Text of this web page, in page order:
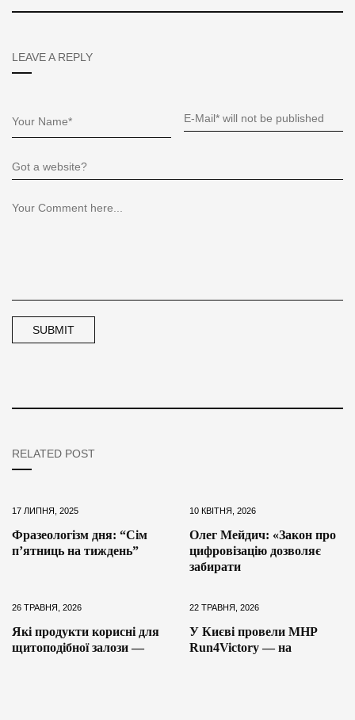
LEAVE A REPLY
RELATED POST
17 ЛИПНЯ, 2025
Фразеологізм дня: “Сім
п’ятниць на тиждень”
10 КВІТНЯ, 2026
Олег Мейдич: «Закон про
цифровізацію дозволяє
забирати
26 ТРАВНЯ, 2026
Які продукти корисні для
щитоподібної залози —
22 ТРАВНЯ, 2026
У Києві провели MHP
Run4Victory — на